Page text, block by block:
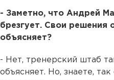
- Заметно, что Андрей
брезгует. Свои решения
объясняет?
- Нет, тренерский штаб
объясняет. Но, знаете,